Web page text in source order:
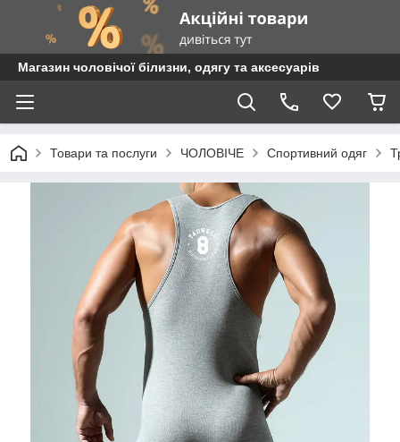
Магазин чоловічої білизни, одягу та аксесуарів
Товари та послуги ЧОЛОВІЧЕ Спортивний одяг